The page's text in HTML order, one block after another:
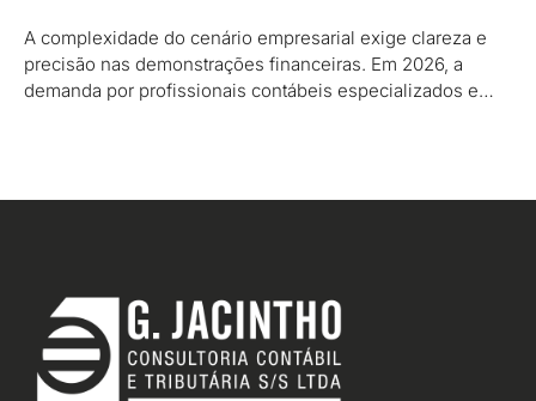
A complexidade do cenário empresarial exige clareza e
precisão nas demonstrações financeiras. Em 2026, a
demanda por profissionais contábeis especializados e…